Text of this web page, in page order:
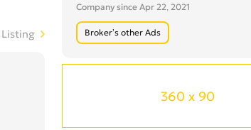
Company since Apr 22, 2021
Broker’s other Ads
360 x 90